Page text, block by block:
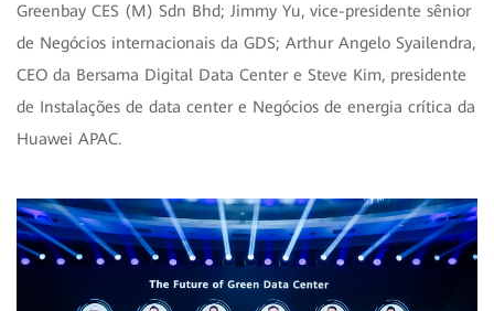
Greenbay CES (M) Sdn Bhd; Jimmy Yu, vice-presidente sênior
de Negócios internacionais da GDS; Arthur Angelo Syailendra,
CEO da Bersama Digital Data Center e Steve Kim, presidente
de Instalações de data center e Negócios de energia crítica da
Huawei APAC.